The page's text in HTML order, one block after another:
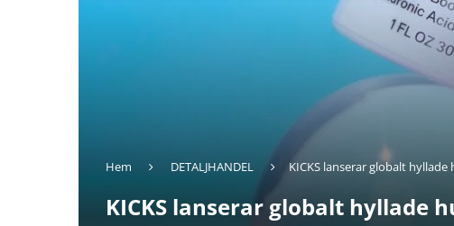
Hem DETALJHANDEL KICKS lanserar globalt
KICKS lanserar globalt hyllade